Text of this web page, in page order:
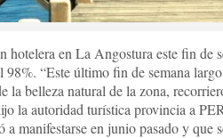
hotelera en La Angostura este fin de
98%. “Este último fin de semana
la belleza natural de la zona,
la autoridad turística provincia a
a manifestarse en junio pasado y que